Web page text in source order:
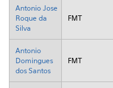
Antonio Jose
Roque da
Silva
FMT
Antonio
Domingues
dos Santos
FMT